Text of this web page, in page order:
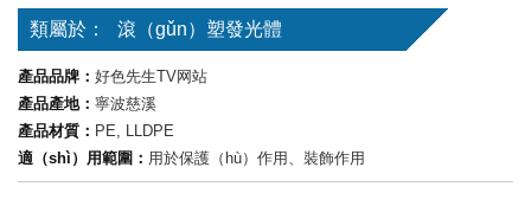
類屬於： 滾（gǔn）塑發光體
產品品牌： 好色先生TV网站
產品產地： 寧波慈溪
產品材質： PE, LLDPE
適（shì）用範圍： 用於保護（hù）作用、裝飾作用